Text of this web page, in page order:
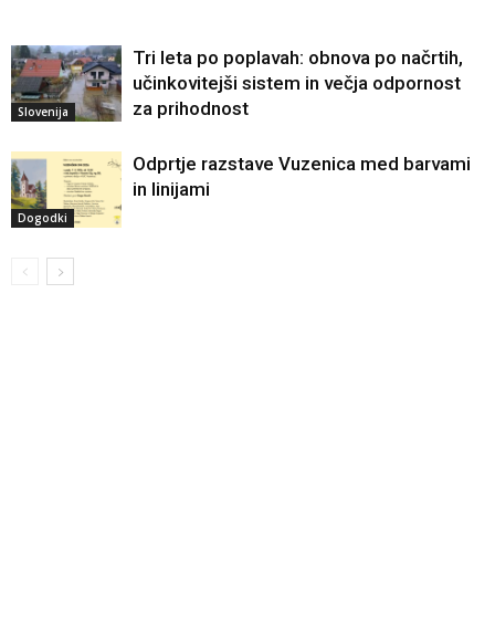
Slovenija
Tri leta po poplavah: obnova po načrtih,
učinkovitejši sistem in večja odpornost
za prihodnost
Dogodki
Odprtje razstave Vuzenica med barvami
in linijami